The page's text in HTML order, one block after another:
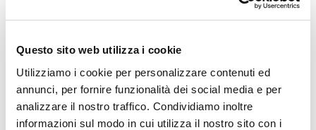
Questo sito web utilizza i cookie
Utilizziamo i cookie per personalizzare contenuti ed
annunci, per fornire funzionalità dei social media e per
analizzare il nostro traffico. Condividiamo inoltre
informazioni sul modo in cui utilizza il nostro sito con i
cliccare su un link esterno.
3. Segnali di valore
SEO: si basa principalmente su keyword,
meta tag, backlink di qualità e una buona